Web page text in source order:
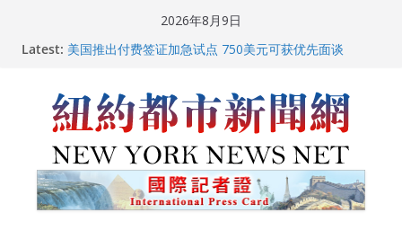
2026年8月9日
Latest: 美国推出付费签证加急试点 750美元可获优先面谈
人！
FBI联合纽约警方突袭多名警界高层住所 涉纽约警察局腐
败刑事调查
中国驻美国大使谢锋邀请美国老教师罗纳德·萨科尔斯基
再次访华